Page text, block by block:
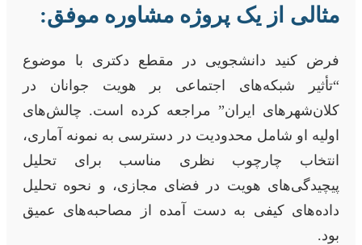
مثالی از یک پروژه مشاوره موفق:
فرض کنید دانشجویی در مقطع دکتری با موضوع
“تأثیر شبکه‌های اجتماعی بر هویت جوانان در
کلان‌شهرهای ایران” مراجعه کرده است. چالش‌های
اولیه او شامل محدودیت در دسترسی به نمونه آماری،
انتخاب چارچوب نظری مناسب برای تحلیل
پیچیدگی‌های هویت در فضای مجازی، و نحوه تحلیل
داده‌های کیفی به دست آمده از مصاحبه‌های عمیق
بود.